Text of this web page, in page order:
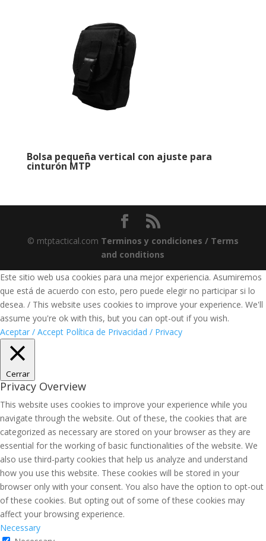
Bolsa pequeña vertical con ajuste para
cinturón MTP
© mtptactical.com Terminos y condiciones / Terms
and conditions
Este sitio web usa cookies para una mejor experiencia. Asumiremos
que está de acuerdo con esto, pero puede elegir no participar si lo
desea. / This website uses cookies to improve your experience. We'll
assume you're ok with this, but you can opt-out if you wish.
Aceptar / Accept Política de Privacidad / Privacy
Cerrar
Privacy Overview
This website uses cookies to improve your experience while you
navigate through the website. Out of these, the cookies that are
categorized as necessary are stored on your browser as they are
essential for the working of basic functionalities of the website. We
also use third-party cookies that help us analyze and understand
how you use this website. These cookies will be stored in your
browser only with your consent. You also have the option to opt-out
of these cookies. But opting out of some of these cookies may
affect your browsing experience.
Necessary